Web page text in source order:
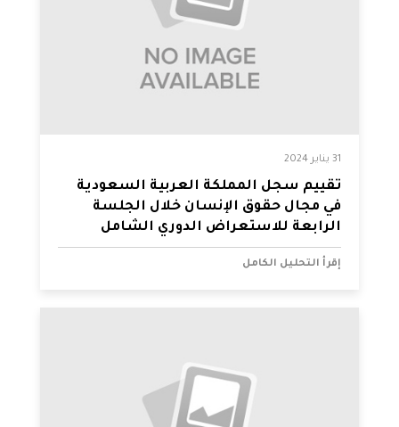
31 يناير 2024
تقييم سجل المملكة العربية السعودية
في مجال حقوق الإنسان خلال الجلسة
الرابعة للاستعراض الدوري الشامل
إقرأ التحليل الكامل